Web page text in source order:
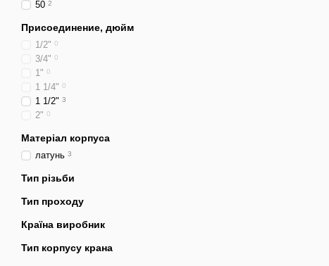
50 2
Присоединение, дюйм
1/2" 0
3/4" 0
1" 0
1 1/4" 0
1 1/2" 3
2" 0
Матеріал корпуса
латунь 3
Тип різьби
Тип проходу
Країна виробник
Тип корпусу крана